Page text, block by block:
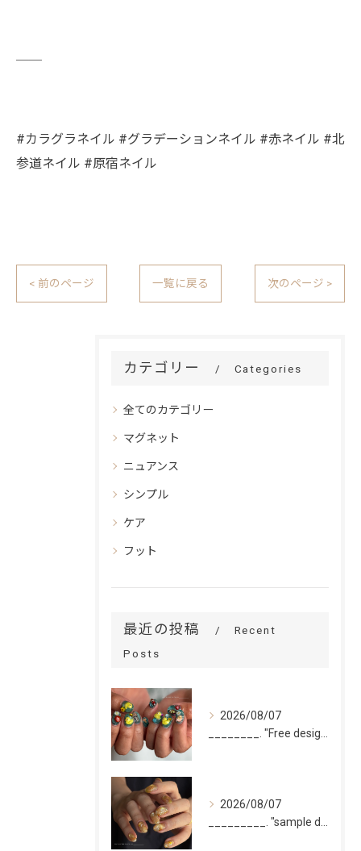
#カラグラネイル #グラデーションネイル #赤ネイル #北
参道ネイル #原宿ネイル
< 前のページ 一覧に戻る 次のページ >
カテゴリー Categories
全てのカテゴリー
マグネット
ニュアンス
シンプル
ケア
フット
最近の投稿
Recent
Posts
2026/08/07
2026/08/07